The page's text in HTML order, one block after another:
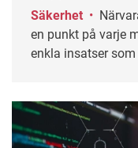
Säkerhet •
en punkt på varje
enkla insatser